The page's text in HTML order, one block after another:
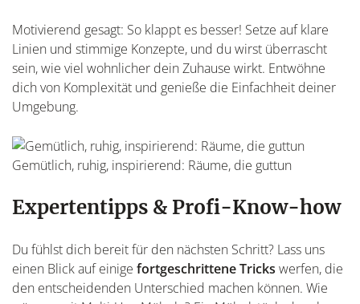
Motivierend gesagt: So klappt es besser! Setze auf klare
Linien und stimmige Konzepte, und du wirst überrascht
sein, wie viel wohnlicher dein Zuhause wirkt. Entwöhne
dich von Komplexität und genieße die Einfachheit deiner
Umgebung.
Gemütlich, ruhig, inspirierend: Räume, die guttun
Expertentipps & Profi-Know-how
Du fühlst dich bereit für den nächsten Schritt? Lass uns
einen Blick auf einige fortgeschrittene Tricks werfen, die
den entscheidenden Unterschied machen können. Wie